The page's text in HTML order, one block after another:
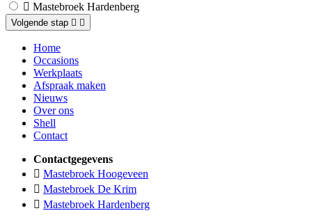
Mastebroek Hardenberg
Volgende stap
Home
Occasions
Werkplaats
Afspraak maken
Nieuws
Over ons
Shell
Contact
Contactgegevens
Mastebroek Hoogeveen
Mastebroek De Krim
Mastebroek Hardenberg